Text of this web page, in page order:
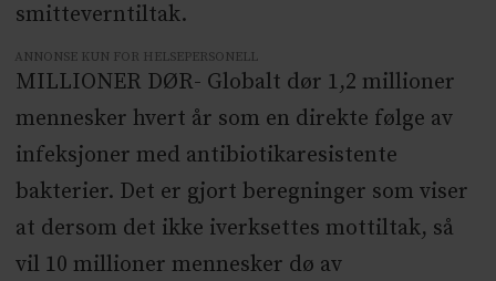
smitteverntiltak.
ANNONSE KUN FOR HELSEPERSONELL
MILLIONER DØR- Globalt dør 1,2 millioner
mennesker hvert år som en direkte følge av
infeksjoner med antibiotikaresistente
bakterier. Det er gjort beregninger som viser
at dersom det ikke iverksettes mottiltak, så
vil 10 millioner mennesker dø av